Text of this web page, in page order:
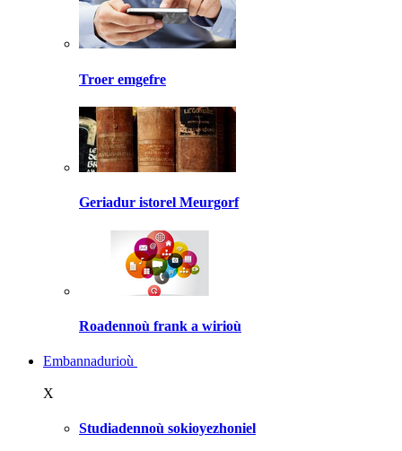
Troer emgefre
Geriadur istorel Meurgorf
Roadennoù frank a wirioù
Embannadurioù
X
Studiadennoù sokioyezhoniel